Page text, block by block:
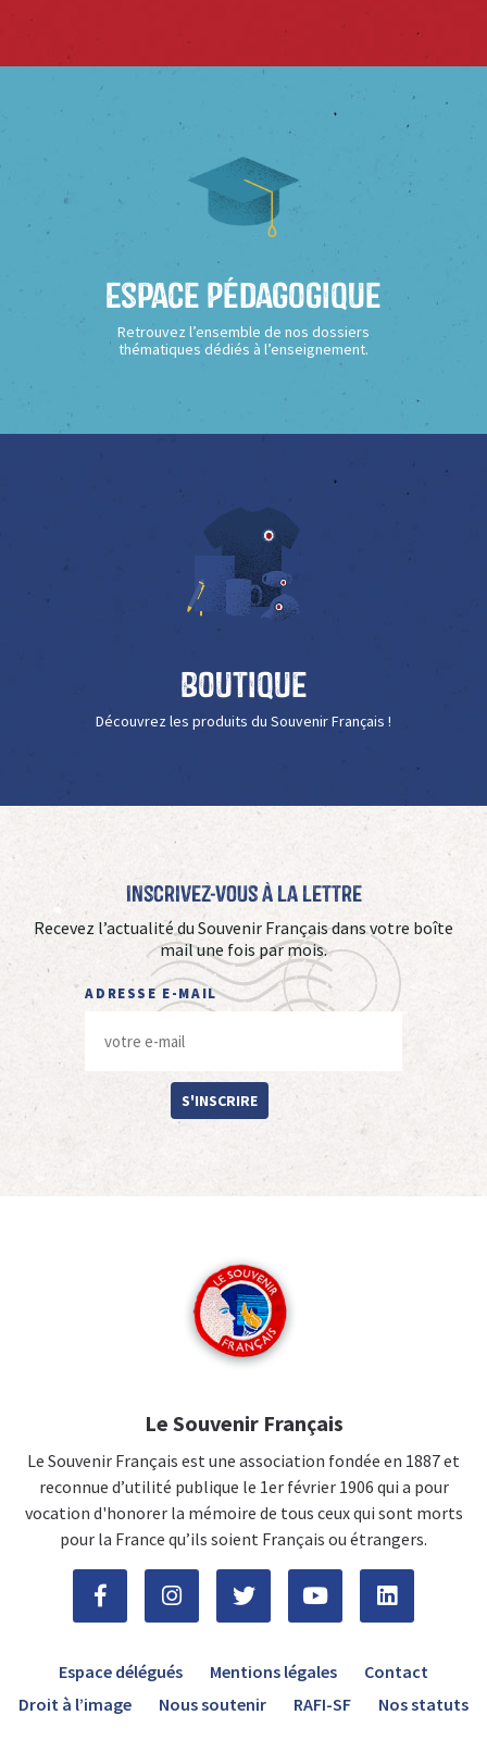
Espace Pédagogique
Retrouvez l’ensemble de nos dossiers
thématiques dédiés à l’enseignement.
Boutique
Découvrez les produits du Souvenir Français !
Inscrivez-vous à La Lettre
Recevez l’actualité du Souvenir Français dans votre boîte
mail une fois par mois.
ADRESSE E-MAIL
S'INSCRIRE
Le Souvenir Français
Le Souvenir Français est une association fondée en 1887 et
reconnue d’utilité publique le 1er février 1906 qui a pour
vocation d'honorer la mémoire de tous ceux qui sont morts
pour la France qu’ils soient Français ou étrangers.
Espace délégués Mentions légales
Contact
Droit à l’image
Nous soutenir RAFI-SF Nos statuts